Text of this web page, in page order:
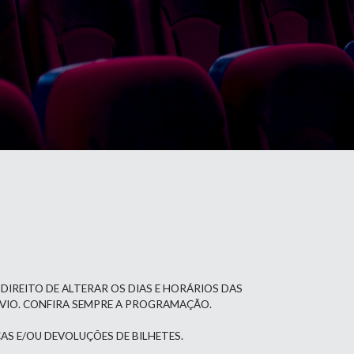
DE ALTERAR OS DIAS E HORÁRIOS DAS
CONFIRA SEMPRE A PROGRAMAÇÃO.
E/OU DEVOLUÇÕES DE BILHETES.